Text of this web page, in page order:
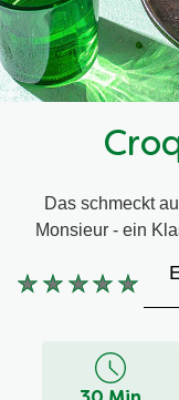
Das schmeckt
Monsieur - ein
Keine